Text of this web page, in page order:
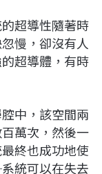
超導性隨著時
慢，卻沒有人
超導體，有時
中，該空間兩
萬次，然後一
終也成功地使
統可以在失去